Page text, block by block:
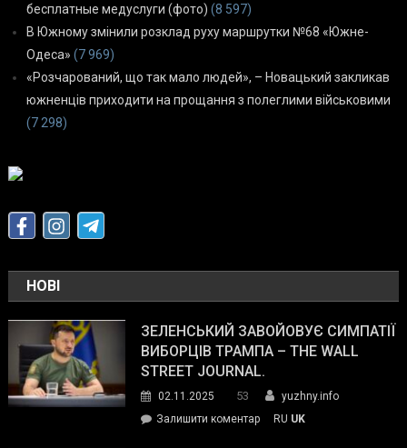
бесплатные медуслуги (фото) (8 597)
В Южному змінили розклад руху маршрутки №68 «Южне-
Одеса» (7 969)
«Розчарований, що так мало людей», – Новацький закликав
южненців приходити на прощання з полеглими військовими
(7 298)
НОВІ
ЗЕЛЕНСЬКИЙ ЗАВОЙОВУЄ СИМПАТІЇ
ВИБОРЦІВ ТРАМПА – THE WALL
STREET JOURNAL.
02.11.2025 53
yuzhny.info
Залишити коментарon
RU UK